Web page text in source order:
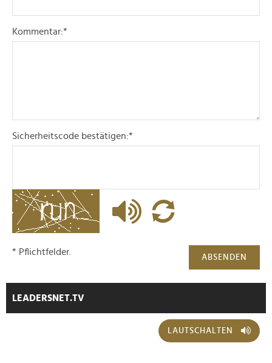
Kommentar:*
Sicherheitscode bestätigen:*
ABSENDEN
* Pflichtfelder.
LEADERSNET.TV
LAUTSCHALTEN